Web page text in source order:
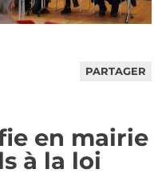
PARTAGER
en mairie
à la loi